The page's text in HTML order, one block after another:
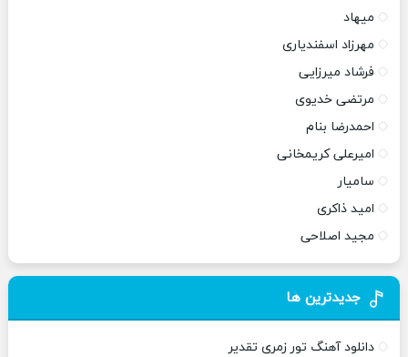
میهاد
مهرزاد اسفندیاری
فرشاد میرزایی
مرتضی خدیوی
احمدرضا بنام
امیرعلی کریمخانی
سامیار
امید ذاکری
مجید اصلاحی
جدیدترین ها
دانلود آهنگ تور زمری تقدیر